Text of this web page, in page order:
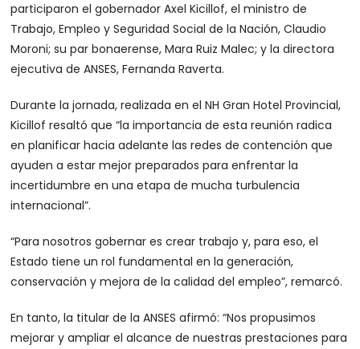
participaron el gobernador Axel Kicillof, el ministro de
Trabajo, Empleo y Seguridad Social de la Nación, Claudio
Moroni; su par bonaerense, Mara Ruiz Malec; y la directora
ejecutiva de ANSES, Fernanda Raverta.
Durante la jornada, realizada en el NH Gran Hotel Provincial,
Kicillof resaltó que “la importancia de esta reunión radica
en planificar hacia adelante las redes de contención que
ayuden a estar mejor preparados para enfrentar la
incertidumbre en una etapa de mucha turbulencia
internacional”.
“Para nosotros gobernar es crear trabajo y, para eso, el
Estado tiene un rol fundamental en la generación,
conservación y mejora de la calidad del empleo”, remarcó.
En tanto, la titular de la ANSES afirmó: “Nos propusimos
mejorar y ampliar el alcance de nuestras prestaciones para